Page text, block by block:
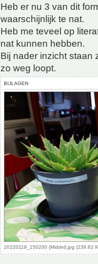
Heb er nu 3 van dit
waarschijnlijk te nat.
Heb me teveel op
nat kunnen hebben.
Bij nader inzicht staan
zo weg loopt.
BIJLAGEN
20220119_150200 (Middel).jpg (239.62